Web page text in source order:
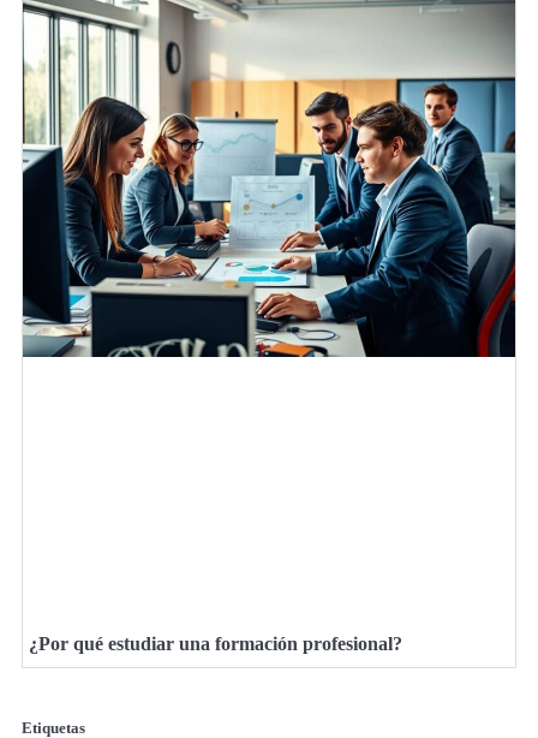
¿Por qué estudiar una formación profesional?
Etiquetas